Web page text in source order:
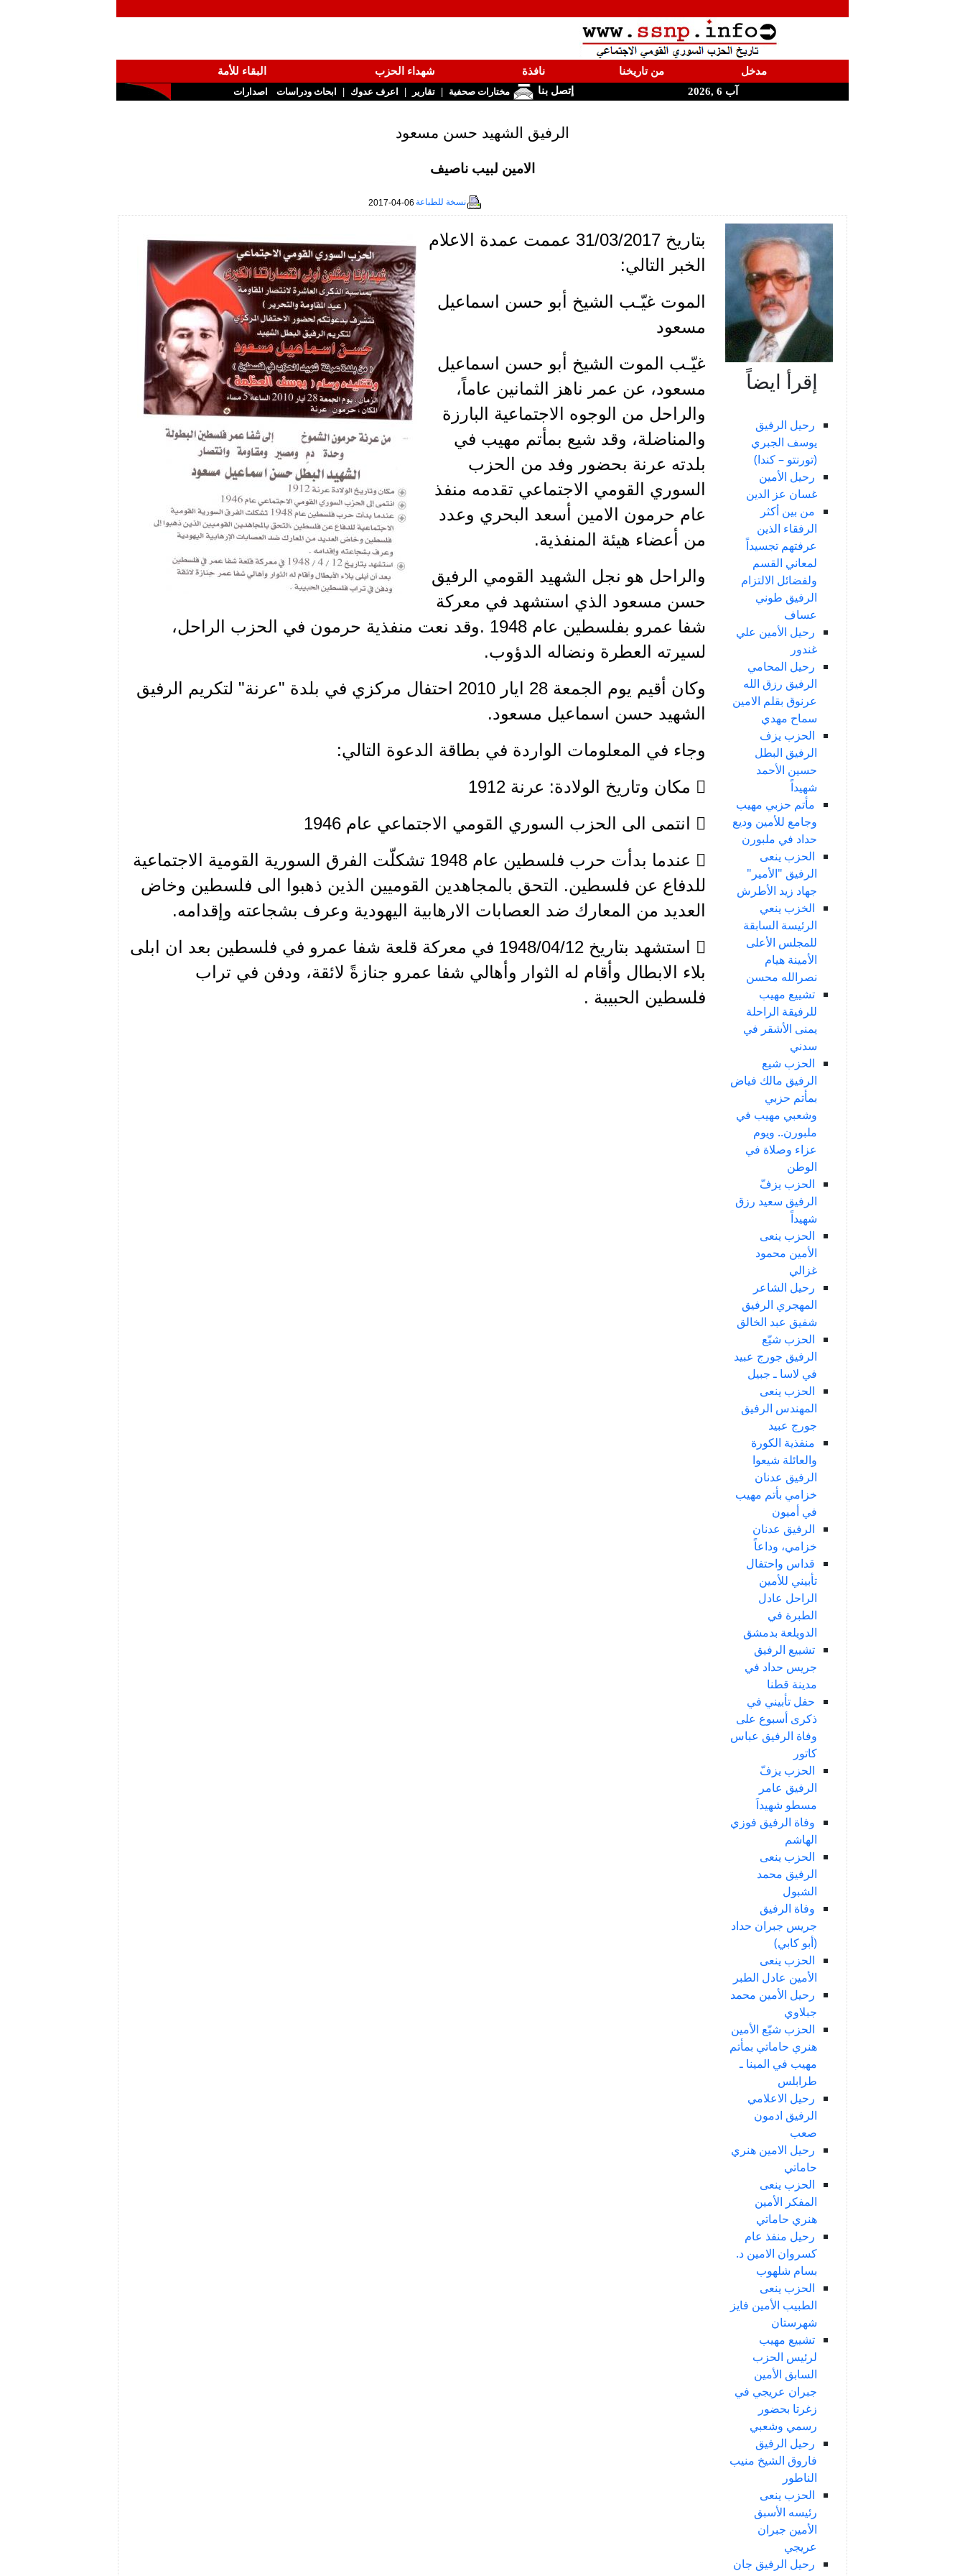
مدخل من تاريخنا نافذة شهداء الحزب
البقاء للأمة
آب 6 ,2026
إتصل بنا مختارات صحفية | تقارير | اعرف عدوك | ابحاث ودراسات اصدارات
الرفيق الشهيد حسن مسعود
الامين لبيب ناصيف
نسخة للطباعة 2017-04-06
إقرأ ايضاً
رحيل الرفيق
يوسف الجبري
(تورنتو – كندا)
رحيل الأمين
غسان عز الدين
من بين أكثر
الرفقاء الذين
عرفتهم تجسيداً
لمعاني القسم
ولفضائل الالتزام
الرفيق طوني
عساف
رحيل الأمين علي
غندور
رحيل المحامي
الرفيق رزق الله
عرنوق بقلم الامين
سماح مهدي
الحزب يزف
الرفيق البطل
حسين الأحمد
شهيداً
مأتم حزبي مهيب
وجامع للأمين وديع
حداد في ملبورن
الحزب ينعى
الرفيق "الأمير"
جهاد زيد الأطرش
الخزب ينعي
الرئيسة السابقة
للمجلس الأعلى
الأمينة هيام
نصرالله محسن
تشييع مهيب
للرفيقة الراحلة
يمنى الأشقر في
سدني
الحزب شيع
الرفيق مالك فياض
بمأتم حزبي
وشعبي مهيب في
ملبورن.. ويوم
عزاء وصلاة في
الوطن
الحزب يزفّ
الرفيق سعيد رزق
شهيداً
الحزب ينعى
الأمين محمود
غزالي
رحيل الشاعر
المهجري الرفيق
شفيق عبد الخالق
الحزب شيّع
الرفيق جورج عبيد
في لاسا ـ جبيل
الحزب ينعى
المهندس الرفيق
جورج عبيد
منفذية الكورة
والعائلة شيعوا
الرفيق عدنان
خزامي بأتم مهيب
في أميون
الرفيق عدنان
خزامي، وداعاً
قداس واحتفال
تأبيني للأمين
الراحل عادل
الطبرة في
الدويلعة بدمشق
تشييع الرفيق
جريس حداد في
مدينة قطنا
حفل تأبيني في
ذكرى أسبوع على
وفاة الرفيق عباس
كاتور
الحزب يزفّ
الرفيق عامر
مسطو شهيداَ
وفاة الرفيق فوزي
الهاشم
الحزب ينعى
الرفيق محمد
الشبول
وفاة الرفيق
جريس جبران حداد
(أبو كابي)
الحزب ينعى
الأمين عادل الطبر
رحيل الأمين محمد
جبلاوي
الحزب شيّع الأمين
هنري حاماتي بمأتم
مهيب في المينا ـ
طرابلس
رحيل الاعلامي
الرفيق ادمون
صعب
رحيل الامين هنري
حاماتي
الحزب ينعى
المفكر الأمين
هنري حاماتي
رحيل منفذ عام
كسروان الامين د.
بسام شلهوب
الحزب ينعى
الطبيب الأمين فايز
شهرستان
تشييع مهيب
لرئيس الحزب
السابق الأمين
جبران عريجي في
زغرتا بحضور
رسمي وشعبي
رحيل الرفيق
فاروق الشيخ منيب
الناطور
الحزب ينعى
رئيسه الأسبق
الأمين جبران
عريجي
رحيل الرفيق جان
بتاريخ 31/03/2017 عممت عمدة الاعلام
الخبر التالي:
الموت غيّـب الشيخ أبو حسن اسماعيل
مسعود
غيّـب الموت الشيخ أبو حسن اسماعيل
مسعود، عن عمر ناهز الثمانين عاماً،
والراحل من الوجوه الاجتماعية البارزة
والمناضلة، وقد شيع بمأتم مهيب في
بلدته عرنة بحضور وفد من الحزب
السوري القومي الاجتماعي تقدمه منفذ
عام حرمون الامين أسعد البحري وعدد
من أعضاء هيئة المنفذية.
والراحل هو نجل الشهيد القومي الرفيق
حسن مسعود الذي استشهد في معركة
شفا عمرو بفلسطين عام 1948 .وقد نعت منفذية حرمون في الحزب الراحل،
لسيرته العطرة ونضاله الدؤوب.
وكان أقيم يوم الجمعة 28 ايار 2010 احتفال مركزي في بلدة "عرنة" لتكريم الرفيق
الشهيد حسن اسماعيل مسعود.
وجاء في المعلومات الواردة في بطاقة الدعوة التالي:
 مكان وتاريخ الولادة: عرنة 1912
 انتمى الى الحزب السوري القومي الاجتماعي عام 1946
 عندما بدأت حرب فلسطين عام 1948 تشكلّت الفرق السورية القومية الاجتماعية
للدفاع عن فلسطين. التحق بالمجاهدين القوميين الذين ذهبوا الى فلسطين وخاض
العديد من المعارك ضد العصابات الارهابية اليهودية وعرف بشجاعته وإقدامه.
 استشهد بتاريخ 1948/04/12 في معركة قلعة شفا عمرو في فلسطين بعد ان ابلى
بلاء الابطال وأقام له الثوار وأهالي شفا عمرو جنازةً لائقة، ودفن في تراب
فلسطين الحبيبة .